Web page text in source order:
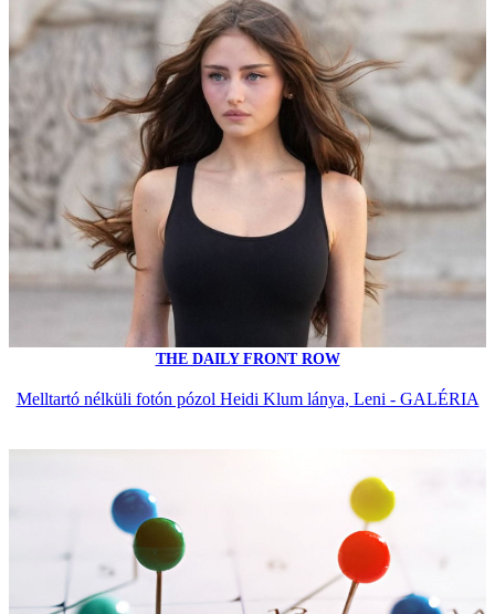
THE DAILY FRONT ROW
Melltartó nélküli fotón pózol Heidi Klum lánya, Leni - GALÉRIA